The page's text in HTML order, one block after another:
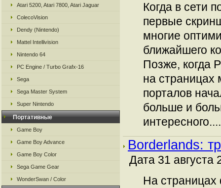
Atari 5200, Atari 7800, Atari Jaguar
ColecoVision
Dendy (Nintendo)
Mattel Intellivision
Nintendo 64
PC Engine / Turbo Grafx-16
Sega
Sega Master System
Super Nintendo
Портативные
Game Boy
Game Boy Advance
Game Boy Color
Sega Game Gear
WonderSwan / Color
Когда в сети
первые
многие
ближайшего
Позже, когда
на страницах
порталов
больше и
интересного....
Borderlands:
Дата 31 августа
На страницах